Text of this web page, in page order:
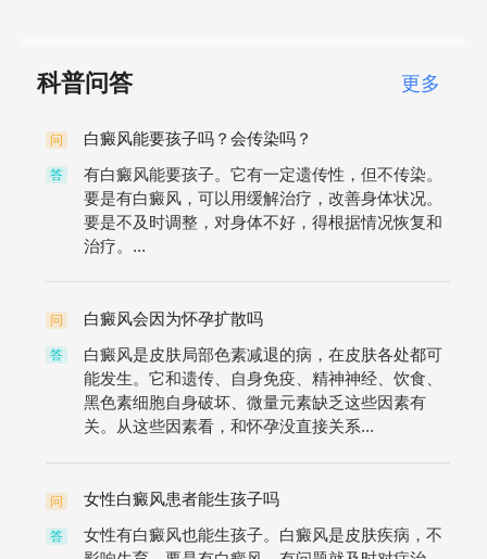
科普问答 更多
问 白癜风能要孩子吗？会传染吗？
答
有白癜风能要孩子。它有一定遗传性，但不传染。
要是有白癜风，可以用缓解治疗，改善身体状况。
要是不及时调整，对身体不好，得根据情况恢复和
治疗。...
问 白癜风会因为怀孕扩散吗
答
白癜风是皮肤局部色素减退的病，在皮肤各处都可
能发生。它和遗传、自身免疫、精神神经、饮食、
黑色素细胞自身破坏、微量元素缺乏这些因素有
关。从这些因素看，和怀孕没直接关系...
问 女性白癜风患者能生孩子吗
答
女性有白癜风也能生孩子。白癜风是皮肤疾病，不